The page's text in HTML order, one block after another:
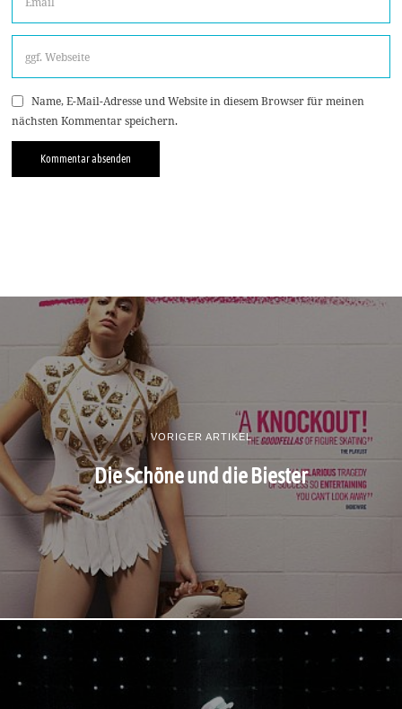
Name, E-Mail-Adresse und Website in diesem Browser für meinen
nächsten Kommentar speichern.
VORIGER ARTIKEL
Die Schöne und die Biester